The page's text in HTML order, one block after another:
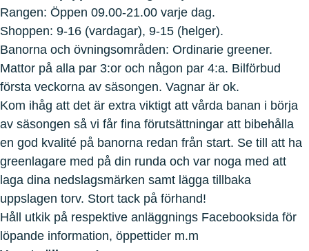
Rangen: Öppen 09.00-21.00 varje dag.
Shoppen: 9-16 (vardagar), 9-15 (helger).
Banorna och övningsområden: Ordinarie greener.
Mattor på alla par 3:or och någon par 4:a. Bilförbud
första veckorna av säsongen. Vagnar är ok.
Kom ihåg att det är extra viktigt att vårda banan i börja
av säsongen så vi får fina förutsättningar att bibehålla
en god kvalité på banorna redan från start. Se till att ha
greenlagare med på din runda och var noga med att
laga dina nedslagsmärken samt lägga tillbaka
uppslagen torv. Stort tack på förhand!
Håll utkik på respektive anläggnings Facebooksida för
löpande information, öppettider m.m